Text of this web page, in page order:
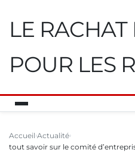
LE
POUR LES
Accueil Actualité
tout savoir sur le comité